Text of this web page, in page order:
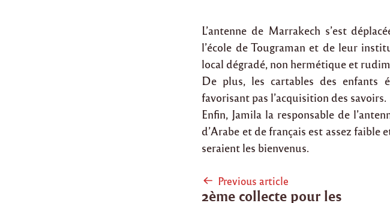
L’antenne de Marrakech s’est
l’école de Tougraman et de leur
local dégradé, non hermétique et
De plus, les cartables des enfants
favorisant pas l’acquisition des savoirs.
Enfin, Jamila la responsable de
d’Arabe et de français est assez faible
seraient les bienvenus.
Post
Previous article
2ème collecte pour les